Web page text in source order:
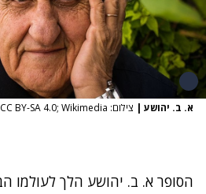
א. ב. יהושע | צילום: Arielinson ;CC BY-SA 4.0; Wikimedia